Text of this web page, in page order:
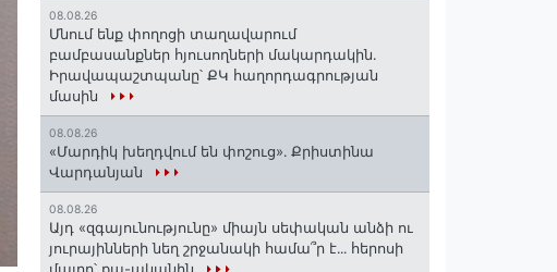
08.08.26
Մնում ենք փողոցի տաղավարում
բամբասանքներ հյուսողների մակարդակին․
Իրավապաշտպանը՝ ՔԿ հաղորդագրության
մասին
08.08.26
«Մարդիկ խեղդվում են փոշուց»․ Քրիստինա
Վարդանյան
08.08.26
Այդ «զգայունությունը» միայն սեփական անձի ու
յուրայինների նեղ շրջանակի համա՞ր է․․․ հերոսի